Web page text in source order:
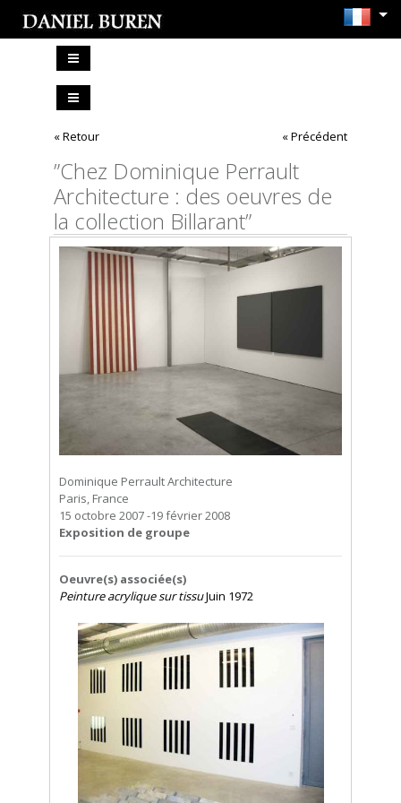
« Retour « Précédent
”Chez Dominique Perrault
Architecture : des oeuvres de
la collection Billarant”
Dominique Perrault Architecture
Paris, France
15 octobre 2007 -19 février 2008
Exposition de groupe
Oeuvre(s) associée(s)
Peinture acrylique sur tissuJuin 1972